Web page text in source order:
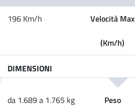
196 Km/h Velocità Max
(Km/h)
DIMENSIONI
da 1.689 a 1.765 kg Peso